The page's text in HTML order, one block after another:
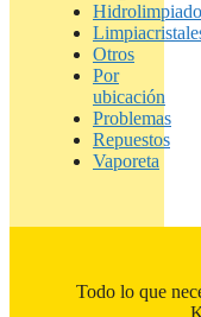
Otros
Por
ubicación
Problemas
Repuestos
Vaporeta
Todo lo que